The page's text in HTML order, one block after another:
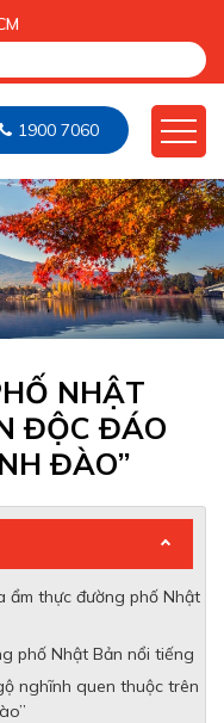
1900 7060
NHẬT
ĐỘC ĐÁO
ĐÀO”
ẩm thực đường phố Nhật
phố Nhật Bản nổi tiếng
nghĩnh quen thuộc trên